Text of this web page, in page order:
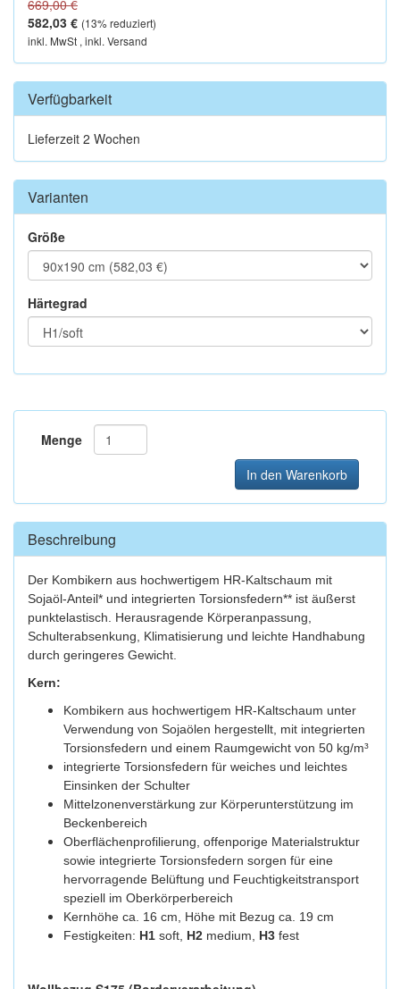
669,00 €
582,03 € (13% reduziert)
inkl. MwSt , inkl. Versand
Verfügbarkeit
Lieferzeit 2 Wochen
Varianten
Größe
Härtegrad
Menge
In den Warenkorb
Beschreibung
Der Kombikern aus hochwertigem HR-Kaltschaum mit
Sojaöl-Anteil* und integrierten Torsionsfedern** ist äußerst
punktelastisch. Herausragende Körperanpassung,
Schulterabsenkung, Klimatisierung und leichte Handhabung
durch geringeres Gewicht.
Kern:
Kombikern aus hochwertigem HR-Kaltschaum unter
Verwendung von Sojaölen hergestellt, mit integrierten
Torsionsfedern und einem Raumgewicht von 50 kg/m³
integrierte Torsionsfedern für weiches und leichtes
Einsinken der Schulter
Mittelzonenverstärkung zur Körperunterstützung im
Beckenbereich
Oberflächenprofilierung, offenporige Materialstruktur
sowie integrierte Torsionsfedern sorgen für eine
hervorragende Belüftung und Feuchtigkeitstransport
speziell im Oberkörperbereich
Kernhöhe ca. 16 cm, Höhe mit Bezug ca. 19 cm
Festigkeiten: H1 soft, H2 medium, H3 fest